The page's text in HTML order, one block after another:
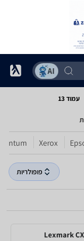
עמוד 13
Xerox
Pantum
פופולריות